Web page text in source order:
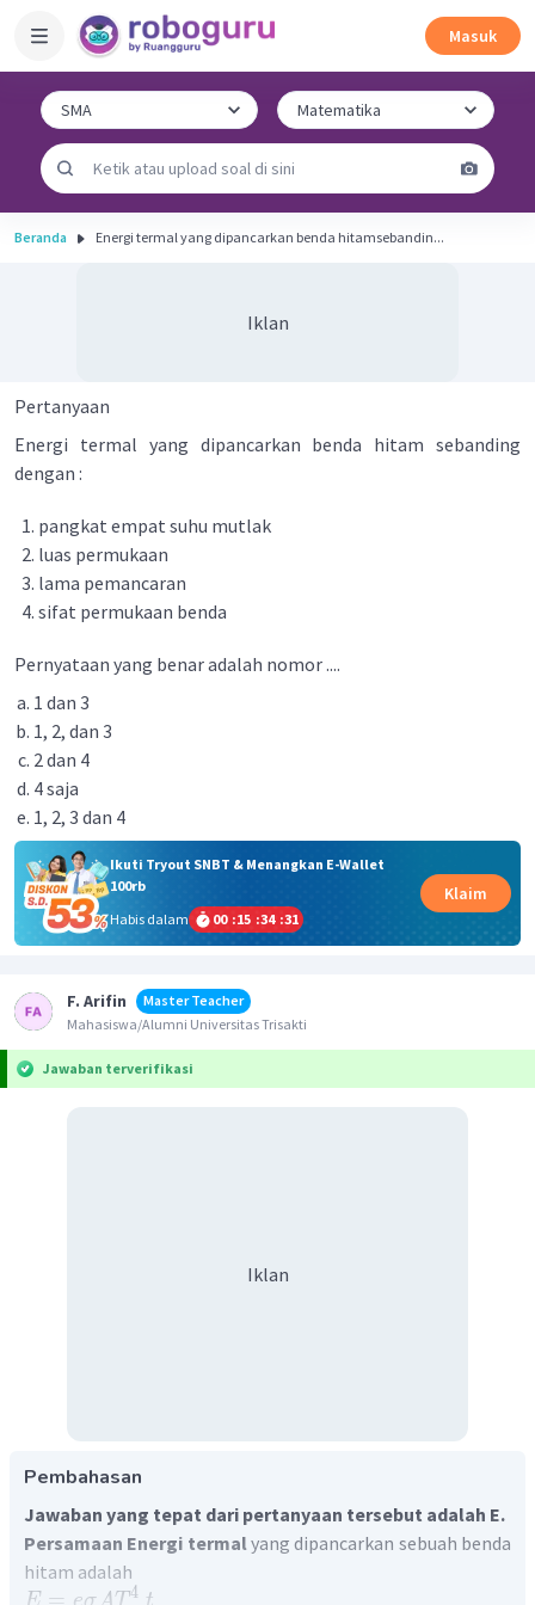
Masuk
Beranda Energi termal yang dipancarkan benda hitamsebandin...
Iklan
Pertanyaan
Energi termal yang dipancarkan benda hitam sebanding
dengan :
pangkat empat suhu mutlak
luas permukaan
lama pemancaran
sifat permukaan benda
Pernyataan yang benar adalah nomor ....
1 dan 3
1, 2, dan 3
2 dan 4
4 saja
1, 2, 3 dan 4
Ikuti Tryout SNBT & Menangkan E-Wallet
100rb
Habis dalam
00 :15 :34 :30
Klaim
F. Arifin
Master Teacher
Mahasiswa/Alumni Universitas Trisakti
Jawaban terverifikasi
Iklan
Pembahasan
Jawaban yang tepat dari pertanyaan tersebut adalah E.
Persamaan Energi termal yang dipancarkan sebuah benda
hitam adalah
= 4